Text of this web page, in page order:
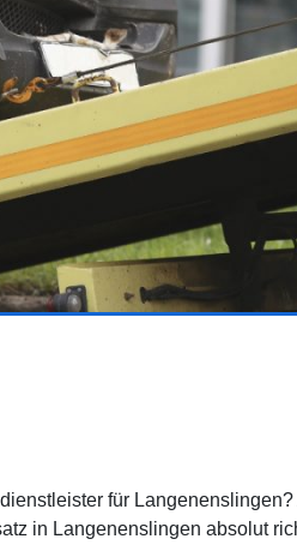
für
in Langenenslingen absolut